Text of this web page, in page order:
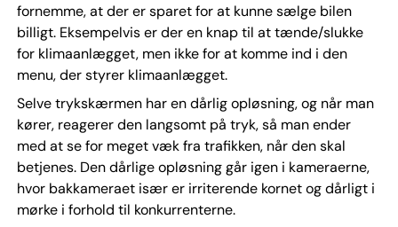
fornemme, at der er sparet for at kunne sælge bilen
billigt. Eksempelvis er der en knap til at tænde/slukke
for klimaanlægget, men ikke for at komme ind i den
menu, der styrer klimaanlægget.
Selve trykskærmen har en dårlig opløsning, og når man
kører, reagerer den langsomt på tryk, så man ender
med at se for meget væk fra trafikken, når den skal
betjenes. Den dårlige opløsning går igen i kameraerne,
hvor bakkameraet især er irriterende kornet og dårligt i
mørke i forhold til konkurrenterne.